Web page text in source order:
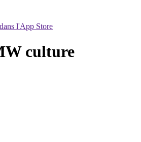
l'App Store
culture